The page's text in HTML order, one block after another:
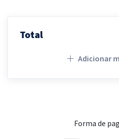
Total
Adicionar
Forma de